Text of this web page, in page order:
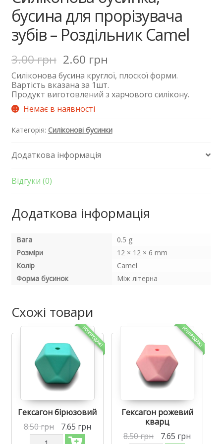
бусина для прорізувача
зубів – Роздільник Camel
3.00грн 2.60 грн
Силіконова бусина круглої, плоскої форми.
Вартість вказана за 1шт.
Продукт виготовлений з харчового силікону.
Немає в наявності
Категорія: Силіконові бусинки
Додаткова інформація
Відгуки (0)
Додаткова інформація
Вага
0.5 g
Розміри
12 × 12 × 6 mm
Колір
Camel
Форма бусинок
Між літерна
Схожі товари
Гексагон бірюзовий
РОЗПРОДАЖ!
8.50грн 7.65 грн
Силіконова
Гексагон рожевий
кварц
РОЗПРОДАЖ!
8.50грн 7.65 грн